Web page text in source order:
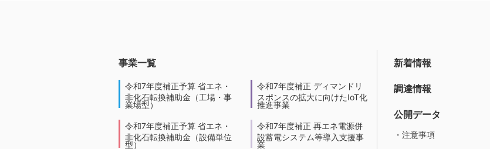
事業一覧
令和7年度補正予算 省エネ・
非化石転換補助金（工場・事
業場型）
令和7年度補正予算 省エネ・
非化石転換補助金（設備単位
型）
令和7年度補正 ディマンドリ
スポンスの拡大に向けたIoT化
推進事業
令和7年度補正 再エネ電源併
設蓄電システム等導入支援事
業
新着情報
調達情報
公開データ
・注意事項